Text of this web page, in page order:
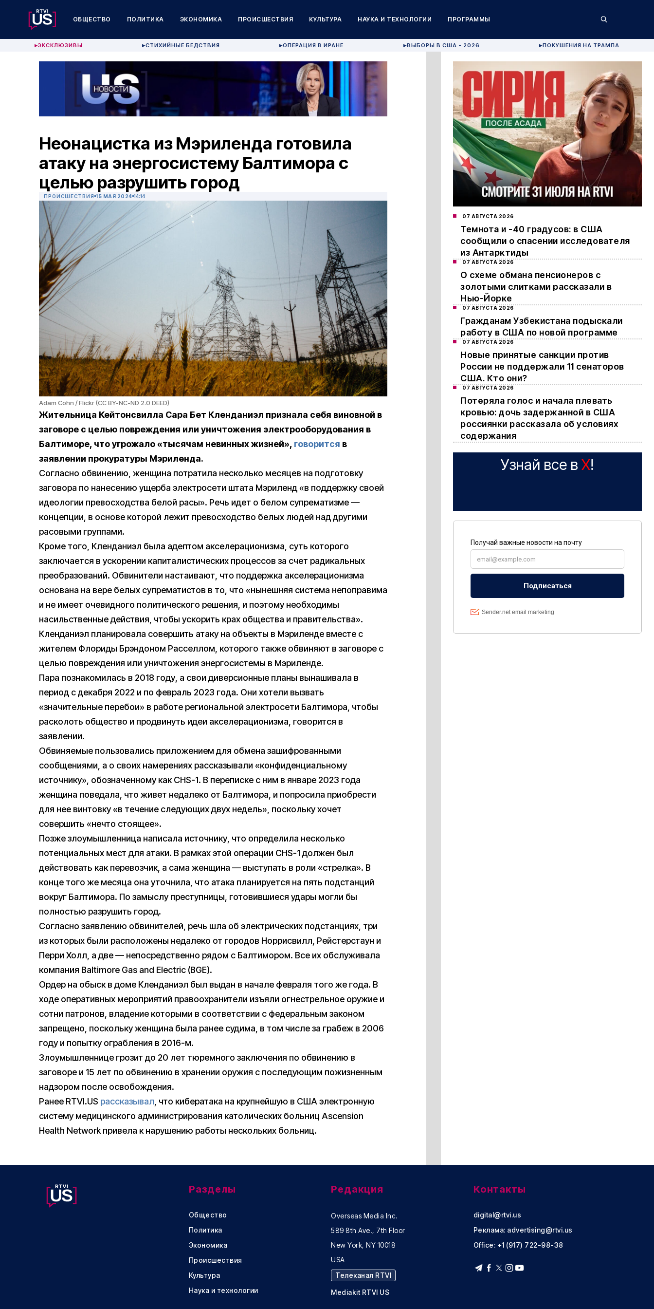
ОБЩЕСТВО ПОЛИТИКА ЭКОНОМИКА ПРОИСШЕСТВИЯ КУЛЬТУРА НАУКА И ТЕХНОЛОГИИ ПРОГРАММЫ
▶ЭКСКЛЮЗИВЫ ▶СТИХИЙНЫЕ БЕДСТВИЯ ▶ОПЕРАЦИЯ В ИРАНЕ ▶ВЫБОРЫ В США - 2026 ▶ПОКУШЕНИЯ НА ТРАМПА
Неонацистка из Мэриленда готовила
атаку на энергосистему Балтимора с
целью разрушить город
ПРОИСШЕСТВИЯ 15 МАЯ 2024 14:14
Adam Cohn / Flickr (CC BY-NC-ND 2.0 DEED)
Жительница Кейтонсвилла Сара Бет Кленданиэл признала себя виновной в
заговоре с целью повреждения или уничтожения электрооборудования в
Балтиморе, что угрожало «тысячам невинных жизней», говорится в
заявлении прокуратуры Мэриленда.
Согласно обвинению, женщина потратила несколько месяцев на подготовку
заговора по нанесению ущерба электросети штата Мэриленд «в поддержку своей
идеологии превосходства белой расы». Речь идет о белом супрематизме —
концепции, в основе которой лежит превосходство белых людей над другими
расовыми группами.
Кроме того, Кленданиэл была адептом акселерационизма, суть которого
заключается в ускорении капиталистических процессов за счет радикальных
преобразований. Обвинители настаивают, что поддержка акселерационизма
основана на вере белых супрематистов в то, что «нынешняя система непоправима
и не имеет очевидного политического решения, и поэтому необходимы
насильственные действия, чтобы ускорить крах общества и правительства».
Кленданиэл планировала совершить атаку на объекты в Мэриленде вместе с
жителем Флориды Брэндоном Расселлом, которого также обвиняют в заговоре с
целью повреждения или уничтожения энергосистемы в Мэриленде.
Пара познакомилась в 2018 году, а свои диверсионные планы вынашивала в
период с декабря 2022 и по февраль 2023 года. Они хотели вызвать
«значительные перебои» в работе региональной электросети Балтимора, чтобы
расколоть общество и продвинуть идеи акселерационизма, говорится в
заявлении.
Обвиняемые пользовались приложением для обмена зашифрованными
сообщениями, а о своих намерениях рассказывали «конфиденциальному
источнику», обозначенному как CHS-1. В переписке с ним в январе 2023 года
женщина поведала, что живет недалеко от Балтимора, и попросила приобрести
для нее винтовку «в течение следующих двух недель», поскольку хочет
совершить «нечто стоящее».
Позже злоумышленница написала источнику, что определила несколько
потенциальных мест для атаки. В рамках этой операции CHS-1 должен был
действовать как перевозчик, а сама женщина — выступать в роли «стрелка». В
конце того же месяца она уточнила, что атака планируется на пять подстанций
вокруг Балтимора. По замыслу преступницы, готовившиеся удары могли бы
полностью разрушить город.
Согласно заявлению обвинителей, речь шла об электрических подстанциях, три
из которых были расположены недалеко от городов Норрисвилл, Рейстерстаун и
Перри Холл, а две — непосредственно рядом с Балтимором. Все их обслуживала
компания Baltimore Gas and Electric (BGE).
Ордер на обыск в доме Кленданиэл был выдан в начале февраля того же года. В
ходе оперативных мероприятий правоохранители изъяли огнестрельное оружие и
сотни патронов, владение которыми в соответствии с федеральным законом
запрещено, поскольку женщина была ранее судима, в том числе за грабеж в 2006
году и попытку ограбления в 2016-м.
Злоумышленнице грозит до 20 лет тюремного заключения по обвинению в
заговоре и 15 лет по обвинению в хранении оружия с последующим пожизненным
надзором после освобождения.
Ранее RTVI.US рассказывал, что кибератака на крупнейшую в США электронную
систему медицинского администрирования католических больниц Ascension
Health Network привела к нарушению работы нескольких больниц.
07 АВГУСТА 2026
Темнота и -40 градусов: в США
сообщили о спасении исследователя
из Антарктиды
07 АВГУСТА 2026
О схеме обмана пенсионеров с
золотыми слитками рассказали в
Нью-Йорке
07 АВГУСТА 2026
Гражданам Узбекистана подыскали
работу в США по новой программе
07 АВГУСТА 2026
Новые принятые санкции против
России не поддержали 11 сенаторов
США. Кто они?
07 АВГУСТА 2026
Потеряла голос и начала плевать
кровью: дочь задержанной в США
россиянки рассказала об условиях
содержания
Узнай все в X!
Разделы
Общество
Политика
Экономика
Происшествия
Культура
Наука и технологии
Редакция
Overseas Media Inc.
589 8th Ave., 7th Floor
New York, NY 10018
USA
Телеканал RTVI
Mediakit RTVI US
Контакты
digital@rtvi.us
Реклама: advertising@rtvi.us
Office: +1 (917) 722-98-38